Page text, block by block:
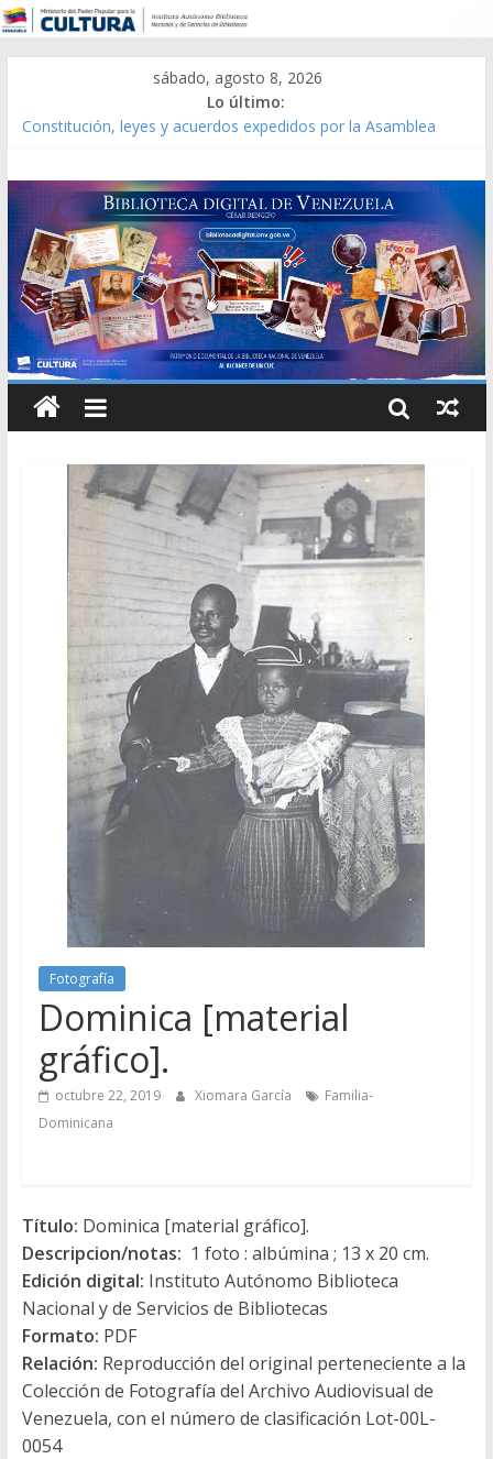
sábado, agosto 8, 2026
Lo último:
Constitución, leyes y acuerdos expedidos por la Asamblea
Modesta Bor Sánchez [material gráfico]
Gaceta Oficial de la República de Venezuela año CXXXIII Mes V,
Caracas 09 de marzo de 2006 N° 38.394
Catálogo temático de obras de Modesta Bor
Fotografía
Dominica [material
gráfico].
octubre 22, 2019 Xiomara García
Familia-
Dominicana
Título: Dominica [material gráfico].
Descripcion/notas: 1 foto : albúmina ; 13 x 20 cm.
Edición digital: Instituto Autónomo Biblioteca
Nacional y de Servicios de Bibliotecas
Formato: PDF
Relación: Reproducción del original perteneciente a la
Colección de Fotografía del Archivo Audiovisual de
Venezuela, con el número de clasificación Lot-00L-
0054